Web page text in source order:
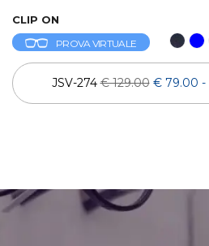
CLIP ON
PROVA VIRTUALE
JSV-274€ 129.00 € 79.00 -